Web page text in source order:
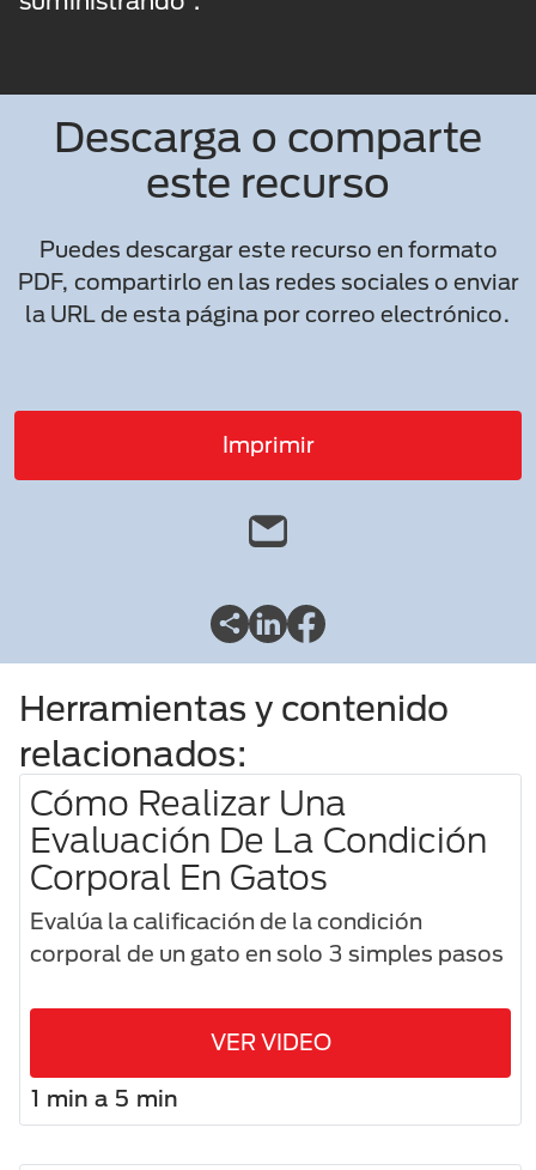
Descarga o comparte
este recurso
Puedes descargar este recurso en formato
PDF, compartirlo en las redes sociales o enviar
la URL de esta página por correo electrónico.
Imprimir
Herramientas y contenido
relacionados:
Cómo Realizar Una
Evaluación De La Condición
Corporal En Gatos
Evalúa la calificación de la condición
corporal de un gato en solo 3 simples pasos
VER VIDEO
1 min a 5 min